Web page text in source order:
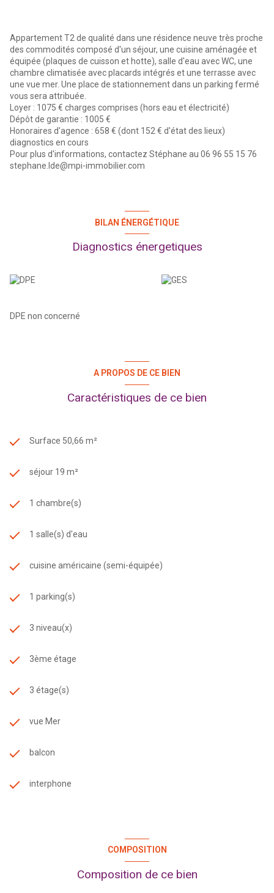
Appartement T2 de qualité dans une résidence neuve très proche
des commodités composé d'un séjour, une cuisine aménagée et
équipée (plaques de cuisson et hotte), salle d'eau avec WC, une
chambre climatisée avec placards intégrés et une terrasse avec
une vue mer. Une place de stationnement dans un parking fermé
vous sera attribuée.
Loyer : 1075 € charges comprises (hors eau et électricité)
Dépôt de garantie : 1005 €
Honoraires d'agence : 658 € (dont 152 € d'état des lieux)
diagnostics en cours
Pour plus d'informations, contactez Stéphane au 06 96 55 15 76
stephane.lde@mpi-immobilier.com
BILAN ÉNERGÉTIQUE
Diagnostics énergetiques
DPE non concerné
A PROPOS DE CE BIEN
Caractéristiques de ce bien
Surface 50,66 m²
séjour 19 m²
1 chambre(s)
1 salle(s) d'eau
cuisine américaine (semi-équipée)
1 parking(s)
3 niveau(x)
3ème étage
3 étage(s)
vue Mer
balcon
interphone
COMPOSITION
Composition de ce bien